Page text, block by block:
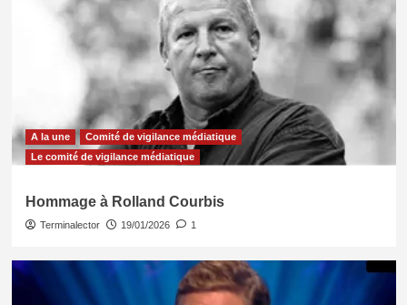
A la une
Comité de vigilance médiatique
Le comité de vigilance médiatique
Hommage à Rolland Courbis
Terminalector 19/01/2026 1